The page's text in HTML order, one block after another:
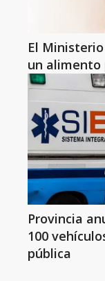
El
un alimento
Provincia
100
pública